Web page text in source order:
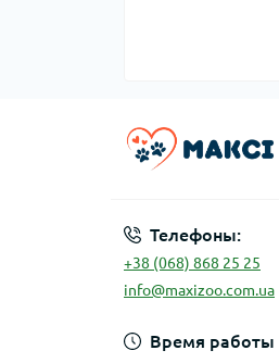
Телефоны:
+38 (068) 868 25 25
info@maxizoo.com.ua
Время работы